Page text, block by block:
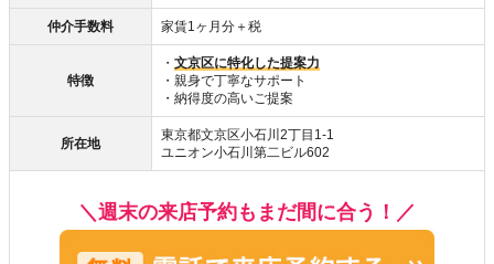
仲介手数料 家賃1ヶ月分＋税
特徴
・ 文京区に特化した提案力
・親身で丁寧なサポート
・納得度の高いご提案
所在地
東京都文京区小石川2丁目1-1
ユニオン小石川第二ビル602
＼週末の来店予約もまだ間に合う！／